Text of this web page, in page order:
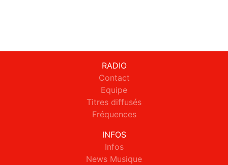
RADIO
Contact
Equipe
Titres diffusés
Fréquences
INFOS
Infos
News Musique